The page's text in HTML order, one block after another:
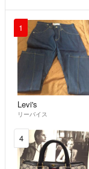
1
Levi's
リーバイス
4